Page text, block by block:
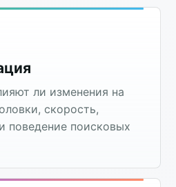
ли изменения на
скорость,
поведение поисковых